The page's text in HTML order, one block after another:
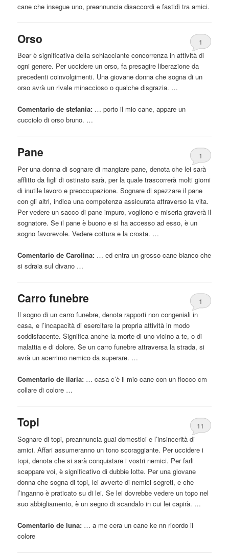
cane che insegue uno, preannuncia disaccordi e fastidi tra amici.
Orso
1
Bear è significativa della schiacciante concorrenza in attività di
ogni genere. Per uccidere un orso, fa presagire liberazione da
precedenti coinvolgimenti. Una giovane donna che sogna di un
orso avrà un rivale minaccioso o qualche disgrazia. …
Comentario de stefania: … porto il miocane, appare un
cucciolo di orso bruno. …
Pane
1
Per una donna di sognare di mangiare pane, denota che lei sarà
afflitto da figli di ostinato sarà, per la quale trascorrerà molti giorni
di inutile lavoro e preoccupazione. Sognare di spezzare il pane
con gli altri, indica una competenza assicurata attraverso la vita.
Per vedere un sacco di pane impuro, vogliono e miseria graverà il
sognatore. Se il pane è buono e si ha accesso ad esso, è un
sogno favorevole. Vedere cottura e la crosta. …
Comentario de Carolina: … ed entra un grossocane bianco che
si sdraia sul divano …
Carro funebre
1
Il sogno di un carro funebre, denota rapporti non congeniali in
casa, e l’incapacità di esercitare la propria attività in modo
soddisfacente. Significa anche la morte di uno vicino a te, o di
malattia e di dolore. Se un carro funebre attraversa la strada, si
avrà un acerrimo nemico da superare. …
Comentario de ilaria: … casa c’è il miocane con un fiocco cm
collare di colore …
Topi
11
Sognare di topi, preannuncia guai domestici e l’insincerità di
amici. Affari assumeranno un tono scoraggiante. Per uccidere i
topi, denota che si sarà conquistare i vostri nemici. Per farli
scappare voi, è significativo di dubbie lotte. Per una giovane
donna che sogna di topi, lei avverte di nemici segreti, e che
l’inganno è praticato su di lei. Se lei dovrebbe vedere un topo nel
suo abbigliamento, è un segno di scandalo in cui lei capirà. …
Comentario de luna: … a me cera uncane ke nn ricordo il
colore